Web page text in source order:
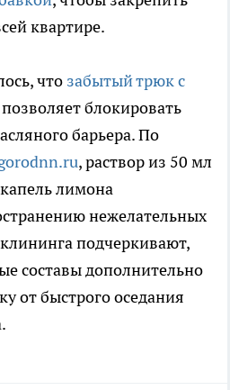
квартире.
что забытый трюк с
позволяет блокировать
барьера. По
, раствор из 50 мл
лимона
нежелательных
подчеркивают,
составы дополнительно
от быстрого оседания